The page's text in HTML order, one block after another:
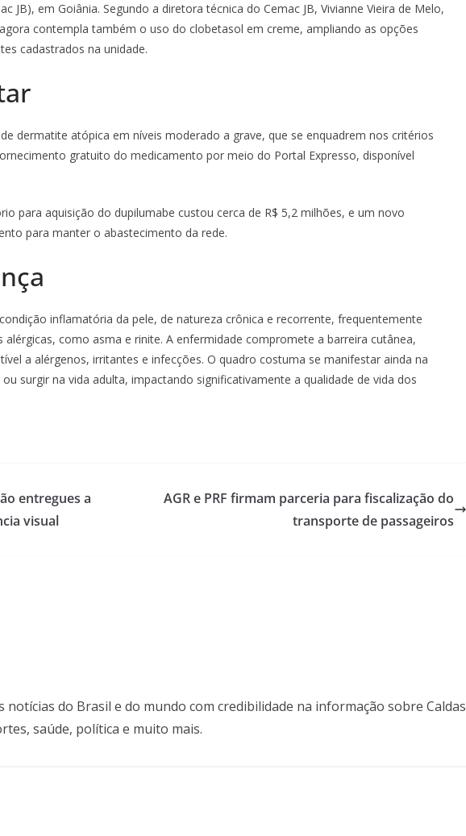
JB), em Goiânia. Segundo a diretora técnica do Cemac JB, Vivianne Vieira de Melo,
contempla também o uso do clobetasol em creme, ampliando as opções
cadastrados na unidade.
dermatite atópica em níveis moderado a grave, que se enquadrem nos critérios
gratuito do medicamento por meio do Portal Expresso, disponível
para aquisição do dupilumabe custou cerca de R$ 5,2 milhões, e um novo
para manter o abastecimento da rede.
inflamatória da pele, de natureza crônica e recorrente, frequentemente
alérgicas, como asma e rinite. A enfermidade compromete a barreira cutânea,
a alérgenos, irritantes e infecções. O quadro costuma se manifestar ainda na
surgir na vida adulta, impactando significativamente a qualidade de vida dos
entregues a
visual
AGR e PRF firmam parceria para fiscalização do
transporte de passageiros
notícias do Brasil e do mundo com credibilidade na informação sobre Caldas
saúde, política e muito mais.